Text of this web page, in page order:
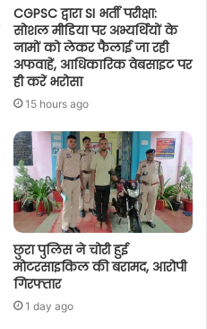
CGPSC द्वारा SI भर्ती परीक्षा:
सोशल मीडिया पर अभ्यर्थियों के
नामों को लेकर फैलाई जा रही
अफवाहें, आधिकारिक वेबसाइट पर
ही करें भरोसा
15 hours ago
छुरा पुलिस ने चोरी हुई
मोटरसाइकिल की बरामद, आरोपी
गिरफ्तार
1 day ago